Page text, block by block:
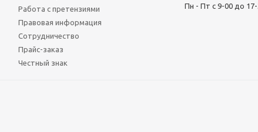
Работа с претензиями
Правовая информация
Сотрудничество
Прайс-заказ
Честный знак
Пн - Пт с 9-00 до